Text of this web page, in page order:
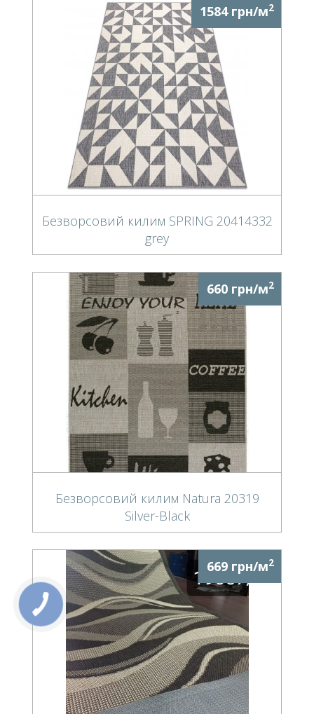
1584 грн/м2
Безворсовий килим SPRING 20414332
grey
660 грн/м2
Безворсовий килим Natura 20319
Silver-Black
669 грн/м2